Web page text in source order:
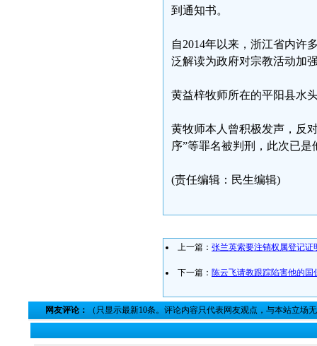
到通知书。
自2014年以来，浙江省内许
泛解读为政府对宗教活动加
黄益梓牧师所在的平阳县水
黄牧师本人曾积极发声，反
序”等罪名被判刑，此次已
(责任编辑：民生编辑)
上一篇： 张兰英索要注销权属登记证
下一篇： 陈云飞请教跟踪陷害他的国
网友评论： （只显示最新10条。评论内容只代表网友观点，与本站立场